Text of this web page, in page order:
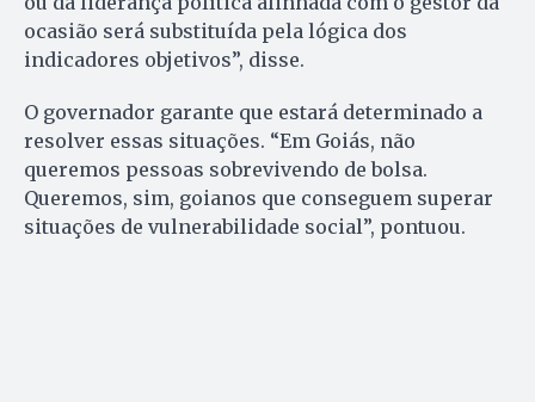
ocasião será substituída pela lógica dos
indicadores objetivos”, disse.
O governador garante que estará determinado a
resolver essas situações. “Em Goiás, não
queremos pessoas sobrevivendo de bolsa.
Queremos, sim, goianos que conseguem superar
situações de vulnerabilidade social”, pontuou.